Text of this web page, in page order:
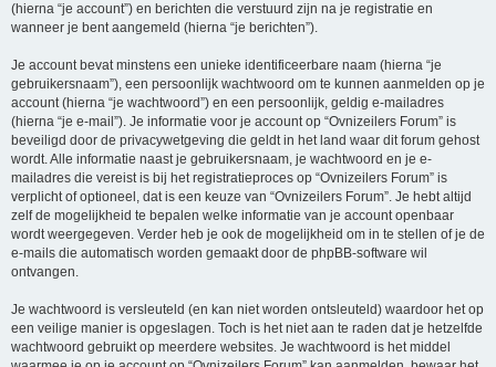
(hierna “je account”) en berichten die verstuurd zijn na je registratie en
wanneer je bent aangemeld (hierna “je berichten”).
Je account bevat minstens een unieke identificeerbare naam (hierna “je
gebruikersnaam”), een persoonlijk wachtwoord om te kunnen aanmelden op je
account (hierna “je wachtwoord”) en een persoonlijk, geldig e-mailadres
(hierna “je e-mail”). Je informatie voor je account op “Ovnizeilers Forum” is
beveiligd door de privacywetgeving die geldt in het land waar dit forum gehost
wordt. Alle informatie naast je gebruikersnaam, je wachtwoord en je e-
mailadres die vereist is bij het registratieproces op “Ovnizeilers Forum” is
verplicht of optioneel, dat is een keuze van “Ovnizeilers Forum”. Je hebt altijd
zelf de mogelijkheid te bepalen welke informatie van je account openbaar
wordt weergegeven. Verder heb je ook de mogelijkheid om in te stellen of je de
e-mails die automatisch worden gemaakt door de phpBB-software wil
ontvangen.
Je wachtwoord is versleuteld (en kan niet worden ontsleuteld) waardoor het op
een veilige manier is opgeslagen. Toch is het niet aan te raden dat je hetzelfde
wachtwoord gebruikt op meerdere websites. Je wachtwoord is het middel